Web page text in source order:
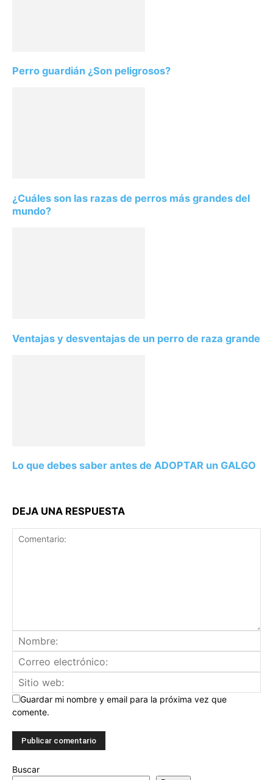
Perro guardián ¿Son peligrosos?
¿Cuáles son las razas de perros más grandes del
mundo?
Ventajas y desventajas de un perro de raza grande
Lo que debes saber antes de ADOPTAR un GALGO
DEJA UNA RESPUESTA
Guardar mi nombre y email para la próxima vez que
comente.
Buscar